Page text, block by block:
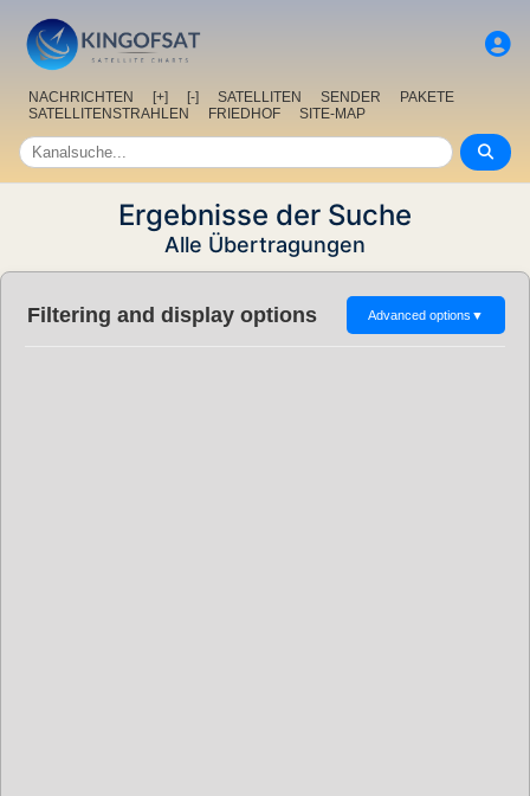
NACHRICHTEN [+] [-] SATELLITEN SENDER
PAKETE
SATELLITENSTRAHLEN
FRIEDHOF SITE-MAP
Ergebnisse der Suche
Alle Übertragungen
Filtering and display options Advanced options ▼